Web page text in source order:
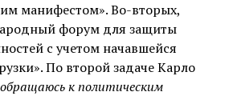
манифестом». Во-вторых,
форум для защиты
с учетом начавшейся
По второй задаче Карло
к политическим